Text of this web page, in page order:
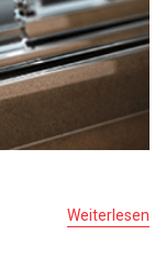
Weiterlesen